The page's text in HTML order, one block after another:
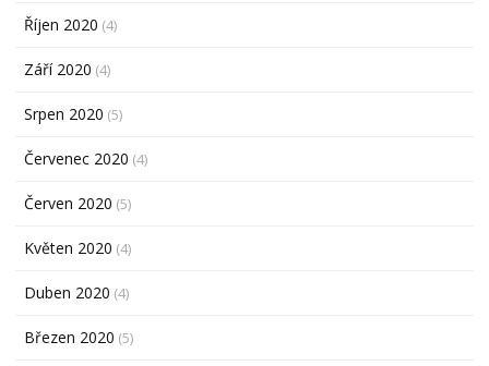
Říjen 2020 (4)
Září 2020 (4)
Srpen 2020 (5)
Červenec 2020 (4)
Červen 2020 (5)
Květen 2020 (4)
Duben 2020 (4)
Březen 2020 (5)